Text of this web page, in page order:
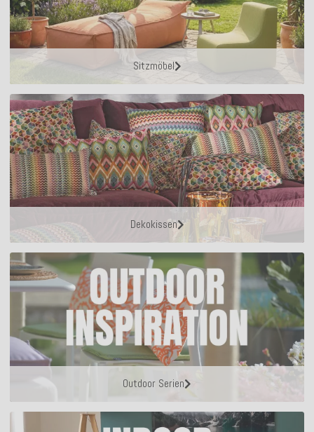
Sitzmöbel
Dekokissen
Outdoor Serien